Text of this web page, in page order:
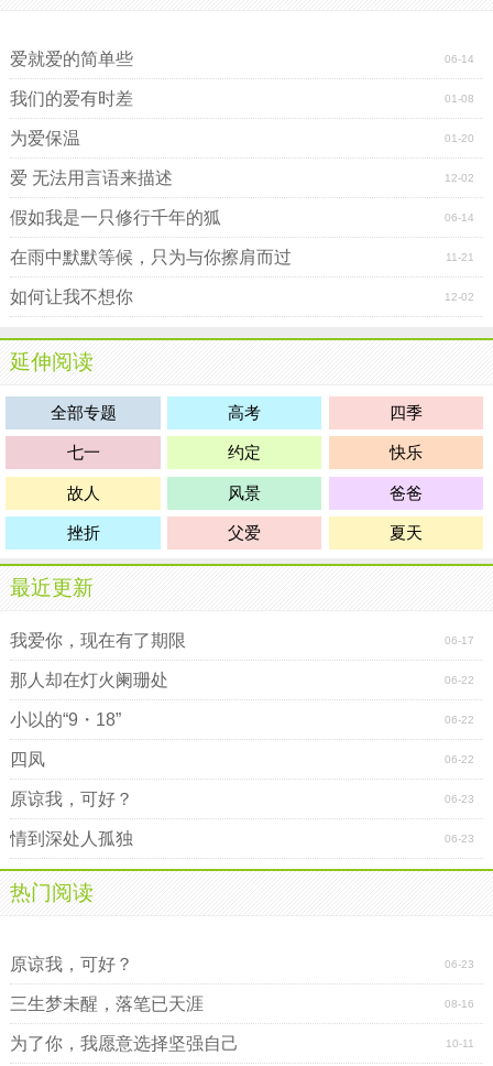
06-14
爱就爱的简单些
01-08
我们的爱有时差
01-20
为爱保温
12-02
爱 无法用言语来描述
06-14
假如我是一只修行千年的狐
11-21
在雨中默默等候，只为与你擦肩而过
12-02
如何让我不想你
延伸阅读
全部专题 高考 四季
七一 约定 快乐
故人 风景 爸爸
挫折 父爱 夏天
最近更新
06-17
我爱你，现在有了期限
06-22
那人却在灯火阑珊处
06-22
小以的“9・18”
06-22
四凤
06-23
原谅我，可好？
06-23
情到深处人孤独
热门阅读
06-23
原谅我，可好？
08-16
三生梦未醒，落笔已天涯
10-11
为了你，我愿意选择坚强自己